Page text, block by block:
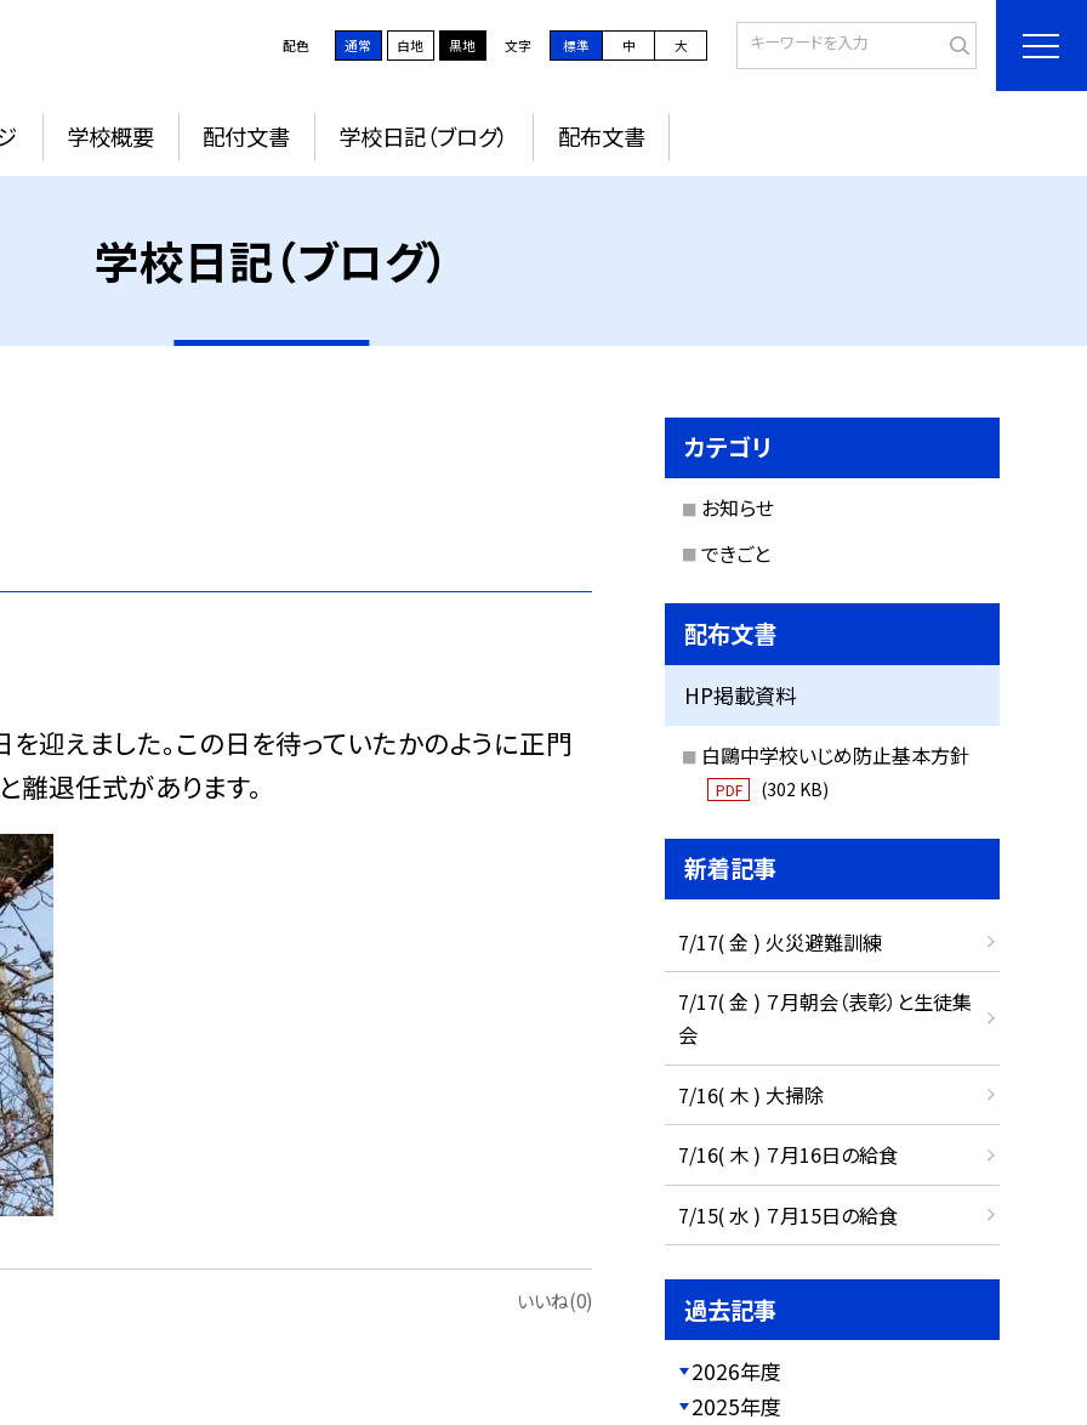
配色 通常 白地 黒地 文字 標準 中 大
学校概要 配付文書 学校日記（ブログ） 配布文書
学校日記（ブログ）
迎えました。この日を待っていたかのように正門
退任式があります。
いいね(0)
カテゴリ
お知らせ
できごと
配布文書
HP掲載資料
白鷗中学校いじめ防止基本方針
PDF (302 KB)
新着記事
7/17( 金 ) 火災避難訓練
7/17( 金 ) ７月朝会（表彰）と生徒集
会
7/16( 木 ) 大掃除
7/16( 木 ) ７月16日の給食
7/15( 水 ) ７月15日の給食
過去記事
2026年度
2025年度